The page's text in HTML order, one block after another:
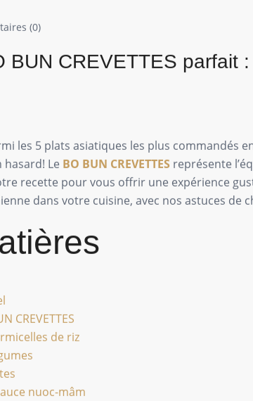
(0)
BUN CREVETTES parfait
les 5 plats asiatiques les plus commandés
hasard! Le BO BUN CREVETTES représente
recette pour vous offrir une expérience
dans votre cuisine, avec nos astuces
CREVETTES
de riz
nuoc-mâm